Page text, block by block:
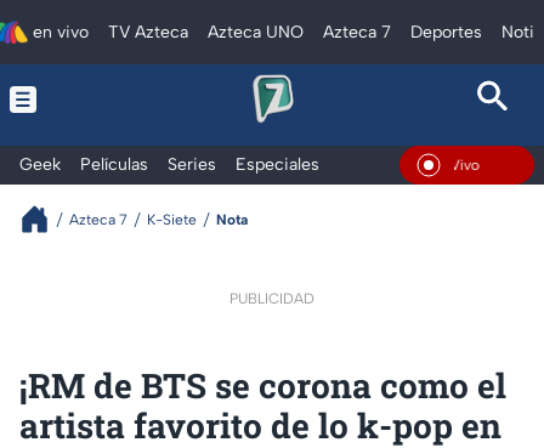
en vivo TV Azteca Azteca UNO Azteca 7 Deportes
Geek Películas Series Especiales En Vivo
Azteca 7 K-Siete Nota
PUBLICIDAD
¡RM de BTS se corona como el
artista favorito de lo k-pop en